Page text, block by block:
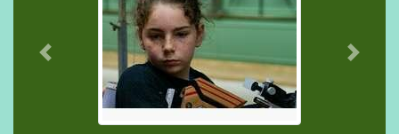
Précedent